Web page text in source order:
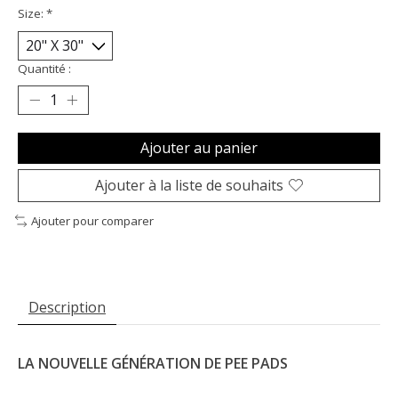
Size: *
Quantité :
Ajouter au panier
Ajouter à la liste de souhaits
Ajouter pour comparer
Description
LA NOUVELLE GÉNÉRATION DE PEE PADS